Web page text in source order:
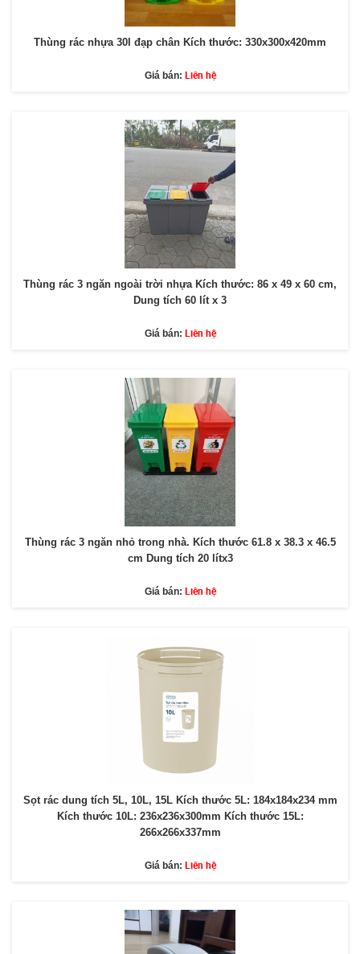
Thùng rác nhựa 30l đạp chân Kích thước: 330x300x420mm
Giá bán: Liên hệ
Thùng rác 3 ngăn ngoài trời nhựa Kích thước: 86 x 49 x 60 cm,
Dung tích 60 lít x 3
Giá bán: Liên hệ
Thùng rác 3 ngăn nhỏ trong nhà. Kích thước 61.8 x 38.3 x 46.5
cm Dung tích 20 lítx3
Giá bán: Liên hệ
Sọt rác dung tích 5L, 10L, 15L Kích thước 5L: 184x184x234 mm
Kích thước 10L: 236x236x300mm Kích thước 15L:
266x266x337mm
Giá bán: Liên hệ